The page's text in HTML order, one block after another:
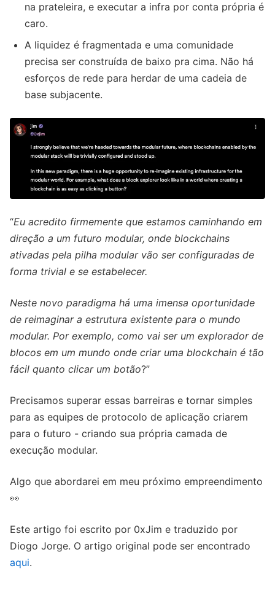
na prateleira, e executar a infra por conta própria é
caro.
A liquidez é fragmentada e uma comunidade
precisa ser construída de baixo pra cima. Não há
esforços de rede para herdar de uma cadeia de
base subjacente.
“Eu acredito firmemente que estamos caminhando em
direção a um futuro modular, onde blockchains
ativadas pela pilha modular vão ser configuradas de
forma trivial e se estabelecer.
Neste novo paradigma há uma imensa oportunidade
de reimaginar a estrutura existente para o mundo
modular. Por exemplo, como vai ser um explorador de
blocos em um mundo onde criar uma blockchain é tão
fácil quanto clicar um botão?”
Precisamos superar essas barreiras e tornar simples
para as equipes de protocolo de aplicação criarem
para o futuro - criando sua própria camada de
execução modular.
Algo que abordarei em meu próximo empreendimento
👀
Este artigo foi escrito por 0xJim e traduzido por
Diogo Jorge. O artigo original pode ser encontrado
aqui.